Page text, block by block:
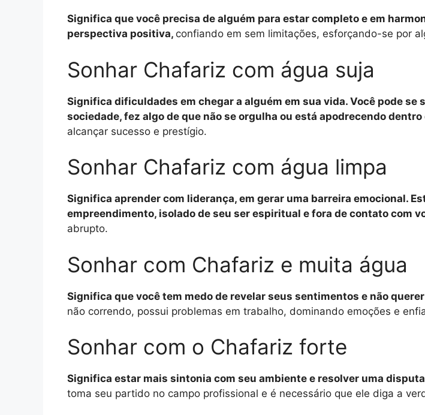
Significa que você precisa de alguém para estar completo e em
perspectiva positiva, confiando em sem limitações, esforçando-se por
Sonhar Chafariz com água suja
Significa dificuldades em chegar a alguém em sua vida. Você pode
sociedade, fez algo de que não se orgulha ou está apodrecendo dentro
alcançar sucesso e prestígio.
Sonhar Chafariz com água limpa
Significa aprender com liderança, em gerar uma barreira emocional.
empreendimento, isolado de seu ser espiritual e fora de contato com
abrupto.
Sonhar com Chafariz e muita água
Significa que você tem medo de revelar seus sentimentos e não
não correndo, possui problemas em trabalho, dominando emoções e
Sonhar com o Chafariz forte
Significa estar mais sintonia com seu ambiente e resolver uma
toma seu partido no campo profissional e é necessário que ele diga a